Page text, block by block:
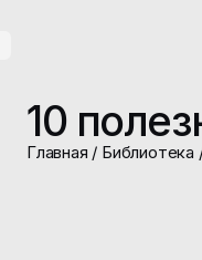
10
Главная / Библиотека